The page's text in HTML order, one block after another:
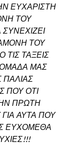
ΕΥΧΑΡΙΣΤΗ
ΤΟΥ
ΤΟΥ
ΤΑΞΕΙΣ
ΟΜΑΔΑ ΜΑΣ
ΠΑΛΙΑΣ
ΠΟΥ ΟΤΙ
ΠΡΩΤΗ
ΑΥΤΑ ΠΟΥ
ΕΥΧΟΜΕΘΑ